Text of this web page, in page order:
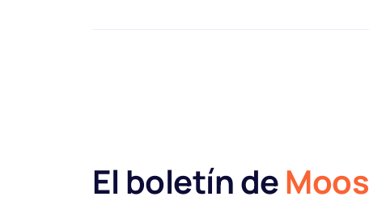
El boletín deMoos